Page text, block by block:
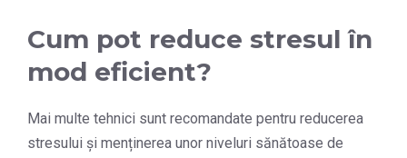
Cum pot reduce stresul în
mod eficient?
Mai multe tehnici sunt recomandate pentru reducerea
stresului și menținerea unor niveluri sănătoase de